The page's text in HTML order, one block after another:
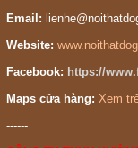
Email:
Website:
Facebook: https://
Maps cửa hàng: Xem
------